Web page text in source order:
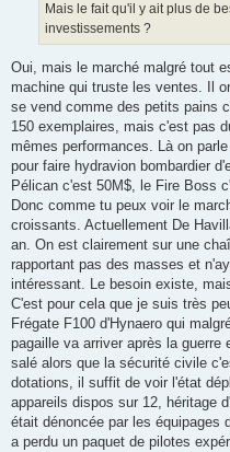
Mais le fait qu'il y ait plus de
investissements ?
Oui, mais le marché malgré tout
machine qui truste les ventes. Il
se vend comme des petits pains
150 exemplaires, mais c'est pas
mêmes performances. Là on
pour faire hydravion bombardier
Pélican c'est 50M$, le Fire Boss
Donc comme tu peux voir le
croissants. Actuellement De
an. On est clairement sur une
rapportant pas des masses et
intéressant. Le besoin existe,
C'est pour cela que je suis très
Frégate F100 d'Hynaero qui
pagaille va arriver après la
salé alors que la sécurité civile
dotations, il suffit de voir l'état
appareils dispos sur 12, héritage
était dénoncée par les
a perdu un paquet de pilotes